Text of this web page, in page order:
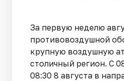
За первую неделю
противовоздушной
крупную воздушную
столичный регион. С
08:30 8 августа в